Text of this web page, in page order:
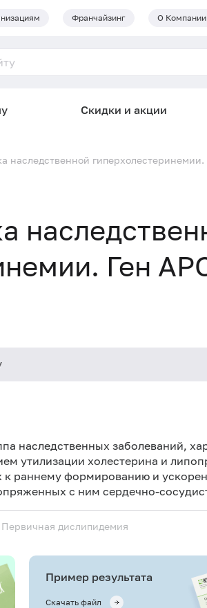
Франчайзинг О Компании
Скидки и акции
наследственной гиперхолестеринемии.
Ген
наследственных заболеваний,
утилизации холестерина и
к раннему формированию и
с ним сердечно-
дислипидемия
Пример результата
Скачать файл